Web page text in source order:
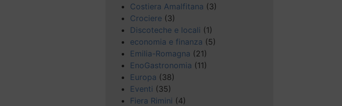
Costiera Amalfitana (3)
Crociere (3)
Discoteche e locali (1)
economia e finanza (5)
Emilia-Romagna (21)
EnoGastronomia (11)
Europa (38)
Eventi (35)
Fiera Rimini (4)